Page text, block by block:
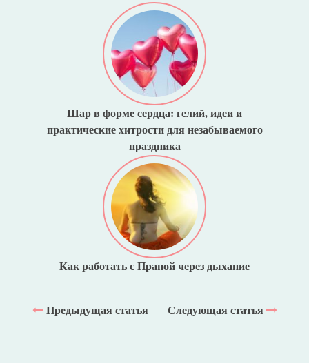
Шар в форме сердца: гелий, идеи и
практические хитрости для незабываемого
праздника
Как работать с Праной через дыхание
Предыдущая статья Следующая статья